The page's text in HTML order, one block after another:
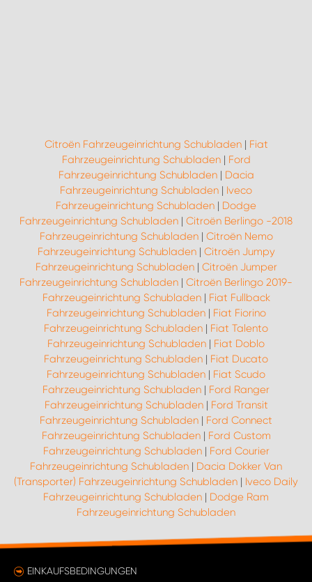
Citroën Fahrzeugeinrichtung Schubladen| Fiat
Fahrzeugeinrichtung Schubladen| Ford
Fahrzeugeinrichtung Schubladen| Dacia
Fahrzeugeinrichtung Schubladen | Iveco
Fahrzeugeinrichtung Schubladen | Dodge
Fahrzeugeinrichtung Schubladen | Citroën Berlingo -2018
Fahrzeugeinrichtung Schubladen| Citroën Nemo
Fahrzeugeinrichtung Schubladen| Citroën Jumpy
Fahrzeugeinrichtung Schubladen| Citroën Jumper
Fahrzeugeinrichtung Schubladen | Citroën Berlingo 2019-
Fahrzeugeinrichtung Schubladen| Fiat Fullback
Fahrzeugeinrichtung Schubladen| Fiat Fiorino
Fahrzeugeinrichtung Schubladen | Fiat Talento
Fahrzeugeinrichtung Schubladen | Fiat Doblo
Fahrzeugeinrichtung Schubladen | Fiat Ducato
Fahrzeugeinrichtung Schubladen | Fiat Scudo
Fahrzeugeinrichtung Schubladen | Ford Ranger
Fahrzeugeinrichtung Schubladen| Ford Transit
Fahrzeugeinrichtung Schubladen | Ford Connect
Fahrzeugeinrichtung Schubladen| Ford Custom
Fahrzeugeinrichtung Schubladen| Ford Courier
Fahrzeugeinrichtung Schubladen | Dacia Dokker Van
(Transporter) Fahrzeugeinrichtung Schubladen | Iveco Daily
Fahrzeugeinrichtung Schubladen | Dodge Ram
Fahrzeugeinrichtung Schubladen
EINKAUFSBEDINGUNGEN